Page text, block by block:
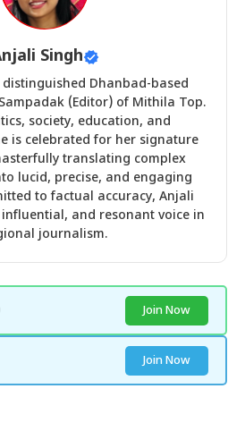
Singh
Dhanbad-based
(Editor) of Mithila Top.
society, education, and
is celebrated for her signature
translating complex
lucid, precise, and engaging
to factual accuracy, Anjali
and resonant voice in
journalism.
Join Now
Join Now